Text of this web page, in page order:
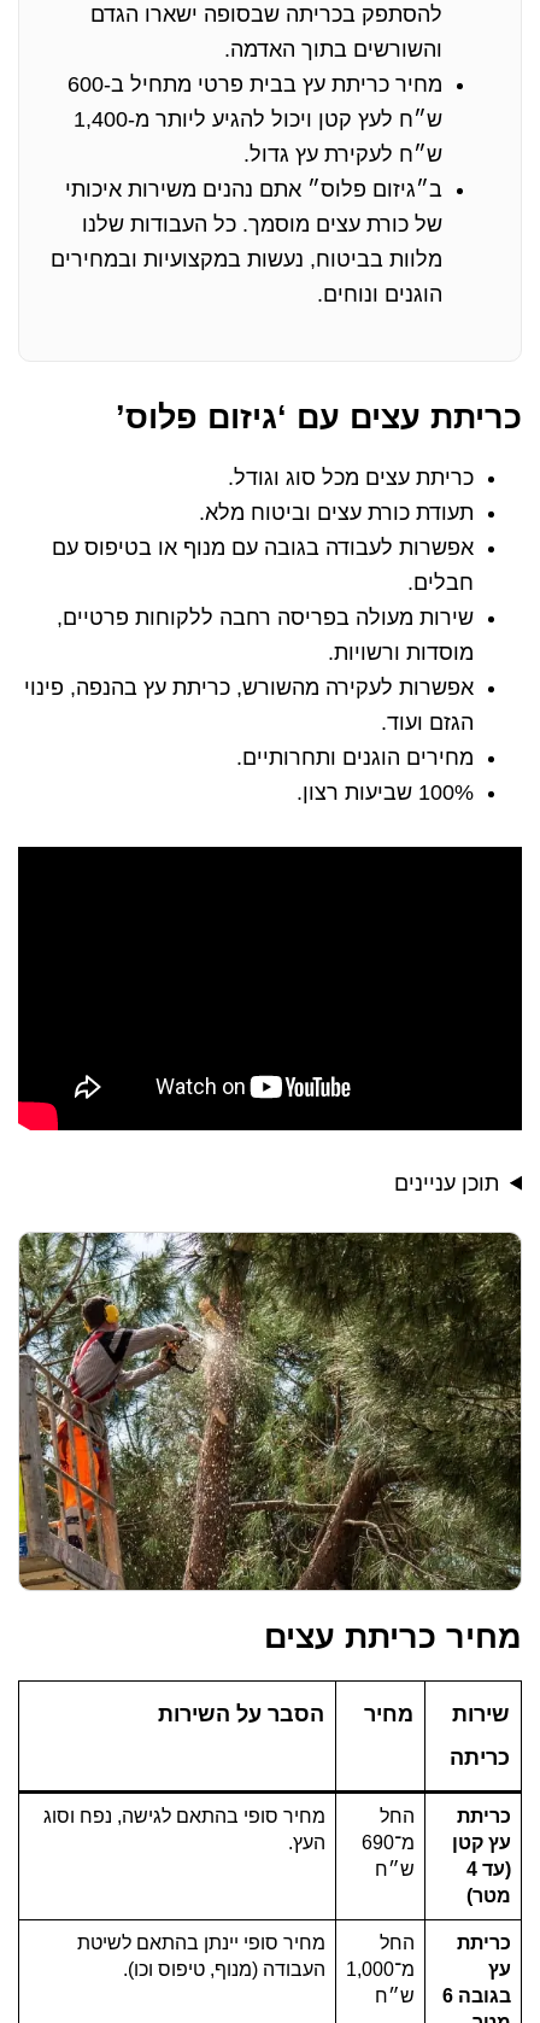
להסתפק בכריתה שבסופה ישארו הגדם
והשורשים בתוך האדמה.
מחיר כריתת עץ בבית פרטי מתחיל ב-600
ש״ח לעץ קטן ויכול להגיע ליותר מ-1,400
ש״ח לעקירת עץ גדול.
ב״גיזום פלוס״ אתם נהנים משירות איכותי
של כורת עצים מוסמך. כל העבודות שלנו
מלוות בביטוח, נעשות במקצועיות ובמחירים
הוגנים ונוחים.
כריתת עצים עם ‘גיזום פלוס’
כריתת עצים מכל סוג וגודל.
תעודת כורת עצים וביטוח מלא.
אפשרות לעבודה בגובה עם מנוף או בטיפוס עם
חבלים.
שירות מעולה בפריסה רחבה ללקוחות פרטיים,
מוסדות ורשויות.
אפשרות לעקירה מהשורש, כריתת עץ בהנפה, פינוי
הגזם ועוד.
מחירים הוגנים ותחרותיים.
100% שביעות רצון.
תוכן עניינים
מחיר כריתת עצים
שירות
כריתה
מחיר הסבר על השירות
כריתת
עץ קטן
(עד 4
מטר)
החל
מ־690
ש״ח
מחיר סופי בהתאם לגישה, נפח וסוג
העץ.
כריתת
עץ
בגובה 6
החל
מ־1,000
ש״ח
מחיר סופי יינתן בהתאם לשיטת
העבודה (מנוף, טיפוס וכו).